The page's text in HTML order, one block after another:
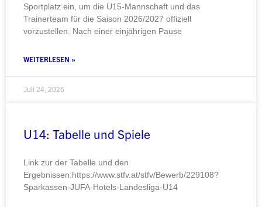
Sportplatz ein, um die U15-Mannschaft und das
Trainerteam für die Saison 2026/2027 offiziell
vorzustellen. Nach einer einjährigen Pause
WEITERLESEN »
Juli 24, 2026
U14: Tabelle und Spiele
Link zur der Tabelle und den
Ergebnissen:https://www.stfv.at/stfv/Bewerb/229108?
Sparkassen-JUFA-Hotels-Landesliga-U14